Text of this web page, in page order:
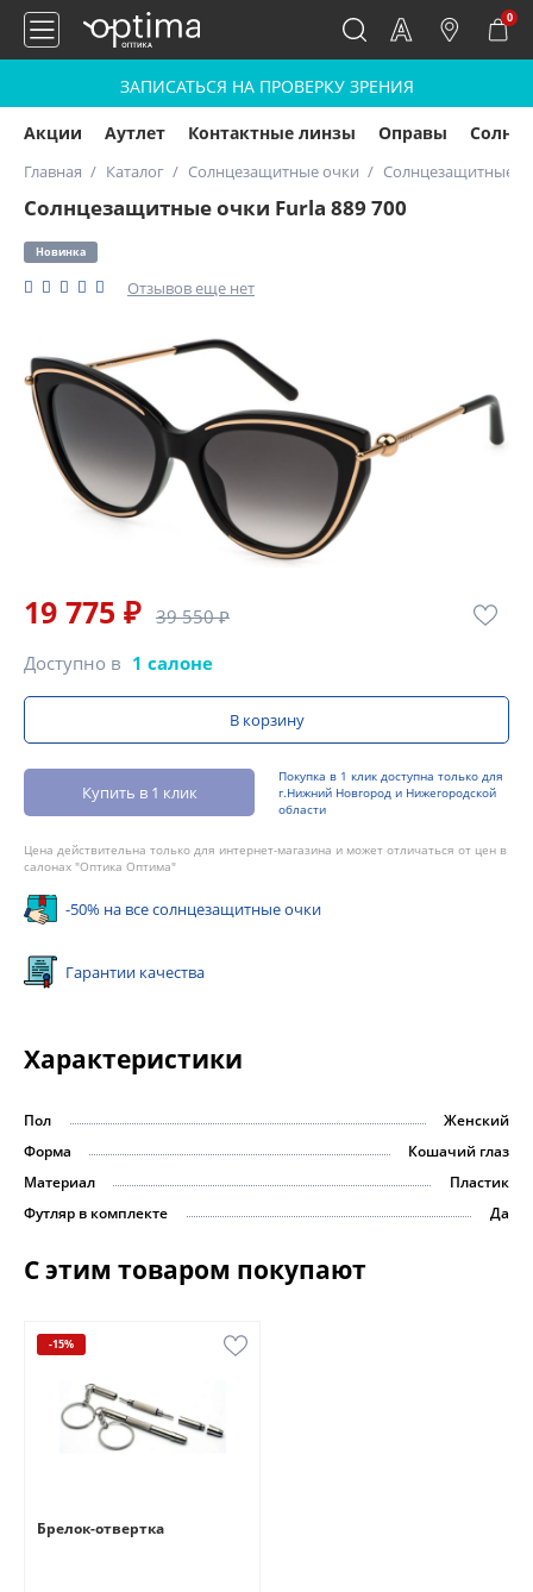
0
ЗАПИСАТЬСЯ НА ПРОВЕРКУ ЗРЕНИЯ
Акции Аутлет Контактные линзы Оправы
Главная Каталог Солнцезащитные очки Солнцезащитные
Солнцезащитные очки Furla 889 700
Новинка
Отзывов еще нет
19 775 ₽ 39 550 ₽
Доступно в 1 салоне
В корзину
Купить в 1 клик
Покупка в 1 клик доступна только для
г.Нижний Новгород и Нижегородской
области
Цена действительна только для интернет-магазина и может отличаться от цен в
салонах "Оптика Оптима"
-50% на все солнцезащитные очки
Гарантии качества
Характеристики
Пол
Женский
Форма
Кошачий глаз
Материал
Пластик
Футляр в комплекте
Да
С этим товаром покупают
-15%
Брелок-отвертка